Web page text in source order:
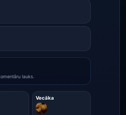
lauks.
Vecāka